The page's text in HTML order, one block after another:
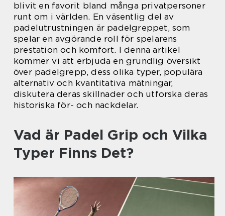
blivit en favorit bland många privatpersoner
runt om i världen. En väsentlig del av
padelutrustningen är padelgreppet, som
spelar en avgörande roll för spelarens
prestation och komfort. I denna artikel
kommer vi att erbjuda en grundlig översikt
över padelgrepp, dess olika typer, populära
alternativ och kvantitativa mätningar,
diskutera deras skillnader och utforska deras
historiska för- och nackdelar.
Vad är Padel Grip och Vilka
Typer Finns Det?